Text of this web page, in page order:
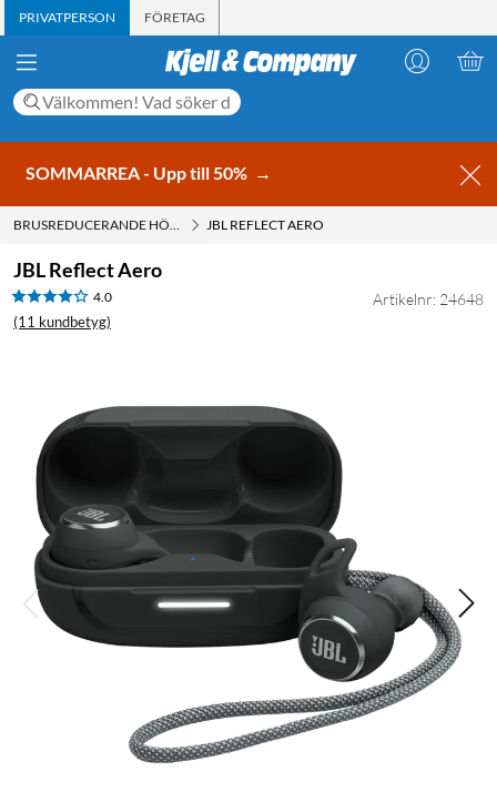
PRIVATPERSON FÖRETAG
SOMMARREA - Upp till 50% →
BRUSREDUCERANDE HÖRLURAR MED ACTIVE NOISE CANCELLING (ANC)
JBL REFLECT AERO
JBL Reflect Aero
4.0
(11 kundbetyg)
Artikelnr: 24648